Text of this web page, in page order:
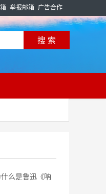
举报邮箱 广告合作
么是鲁迅《呐